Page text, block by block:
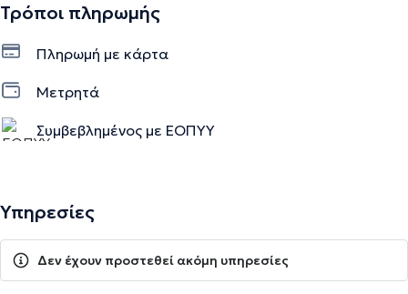
Τρόποι πληρωμής
Πληρωμή με κάρτα
Μετρητά
Συμβεβλημένος με ΕΟΠΥΥ
Υπηρεσίες
Δεν έχουν προστεθεί ακόμη υπηρεσίες